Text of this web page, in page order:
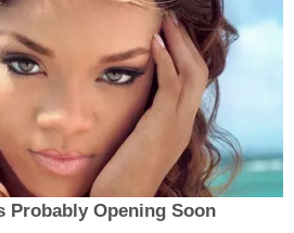
Probably Opening Soon